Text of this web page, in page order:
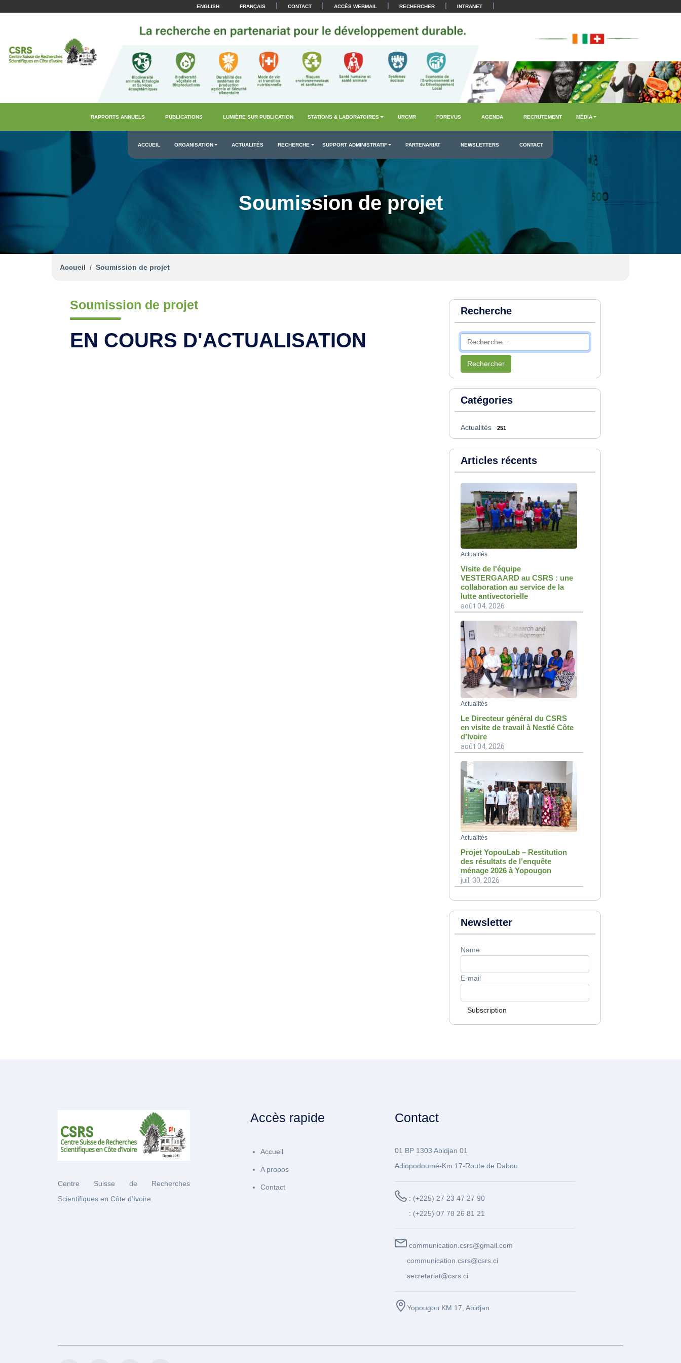
ENGLISH FRANÇAIS | CONTACT | ACCÈS WEBMAIL | RECHERCHER | INTRANET |
RAPPORTS ANNUELS PUBLICATIONS LUMIÈRE SUR PUBLICATION STATIONS & LABORATOIRES URCMR FOREVUS AGENDA RECRUTEMENT MÉDIA
ACCUEIL ORGANISATION ACTUALITÉS RECHERCHE SUPPORT ADMINISTRATIF PARTENARIAT NEWSLETTERS CONTACT
Soumission de projet
Accueil Soumission de projet
Soumission de projet
EN COURS D'ACTUALISATION
Recherche
Rechercher
Catégories
Actualités 251
Articles récents
Actualités
Visite de l'équipe
VESTERGAARD au CSRS : une
collaboration au service de la
lutte antivectorielle
août 04, 2026
Actualités
Le Directeur général du CSRS
en visite de travail à Nestlé Côte
d’Ivoire
août 04, 2026
Actualités
Projet YopouLab – Restitution
des résultats de l’enquête
ménage 2026 à Yopougon
juil. 30, 2026
Newsletter
Name
E-mail
Subscription
Centre Suisse de Recherches
Scientifiques en Côte d'Ivoire.
Accès rapide
Accueil
A propos
Contact
Contact
01 BP 1303 Abidjan 01
Adiopodoumé-Km 17-Route de Dabou
: (+225) 27 23 47 27 90
: (+225) 07 78 26 81 21
communication.csrs@gmail.com
communication.csrs@csrs.ci
secretariat@csrs.ci
Yopougon KM 17, Abidjan